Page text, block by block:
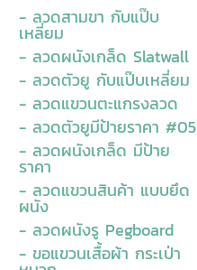
- ลวดสามขา กับแป๊บ
เหลี่ยม
- ลวดผนังเกล็ด Slatwall
- ลวดตัวยู กับแป๊บเหลี่ยม
- ลวดแขวนตะแกรงลวด
- ลวดตัวยูมีป้ายราคา #05
- ลวดผนังเกล็ด มีป้าย
ราคา
- ลวดแขวนสินค้า แบบยึด
ผนัง
- ลวดผนังรู Pegboard
- ขอแขวนเสื้อผ้า กระเป่า